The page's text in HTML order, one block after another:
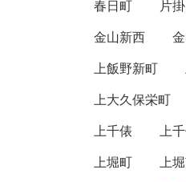
春日町
片掛
金山新西
上飯野新町
上大久保栄町
上千俵
上
上堀町
上